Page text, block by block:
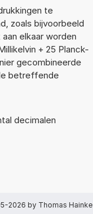
te
zoals bijvoorbeeld
elkaar worden
+ 25 Planck-
gecombineerde
betreffende
decimalen
2026 by Thomas Hainke